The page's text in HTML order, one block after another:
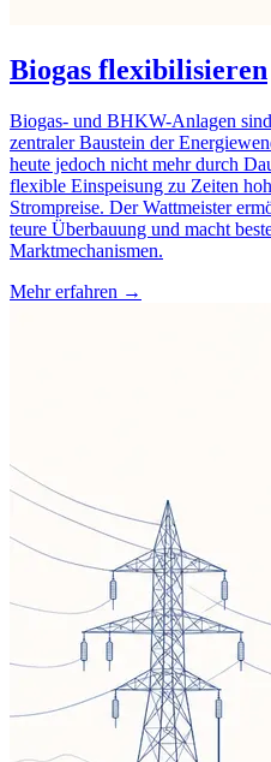
Biogas flexibilisieren
Biogas- und BHKW-Anlagen
zentraler Baustein der
heute jedoch nicht mehr durch
flexible Einspeisung zu Zeiten
Strompreise. Der Wattmeister
teure Überbauung und macht
Marktmechanismen.
Mehr erfahren →